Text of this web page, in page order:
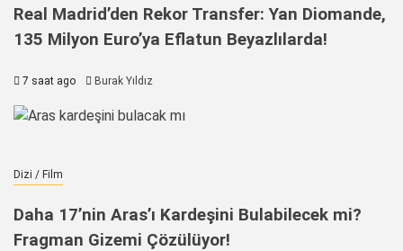
Real Madrid’den Rekor Transfer: Yan Diomande,
135 Milyon Euro’ya Eflatun Beyazlılarda!
7 saat ago Burak Yıldız
Dizi / Film
Daha 17’nin Aras’ı Kardeşini Bulabilecek mi?
Fragman Gizemi Çözülüyor!